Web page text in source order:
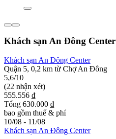
Khách sạn An Đông Center
Khách sạn An Đông Center
Quận 5, 0,2 km từ Chợ An Đông
5,6/10
(22 nhận xét)
555.556 ₫
Tổng 630.000 ₫
bao gồm thuế & phí
10/08 - 11/08
Khách sạn An Đông Center